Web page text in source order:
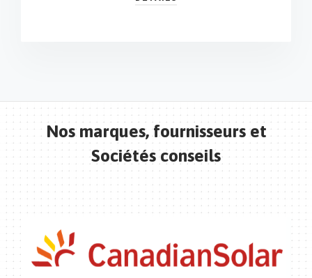
Nos marques, fournisseurs et
Sociétés conseils